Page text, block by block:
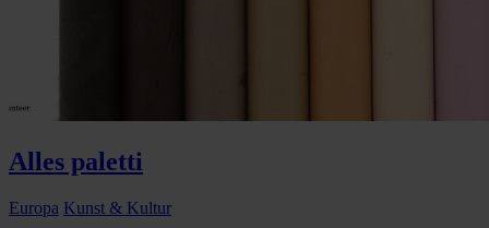
Alles paletti
Europa Kunst & Kultur